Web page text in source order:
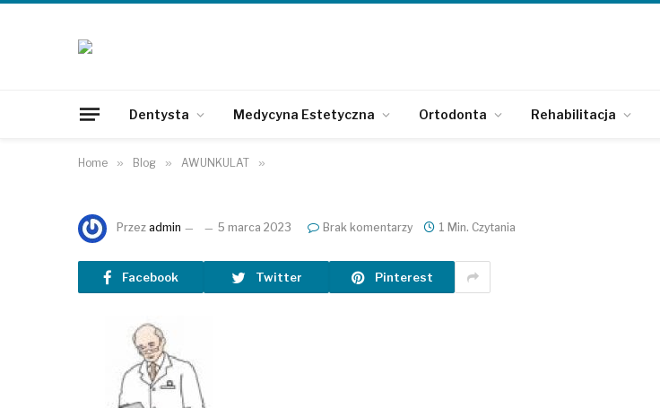
Dentysta Medycyna Estetyczna Ortodonta Rehabilitacja
Home » Blog » AWUNKULAT »
Przez admin 5 marca 2023 Brak komentarzy 1 Min. Czytania
Facebook Twitter Pinterest